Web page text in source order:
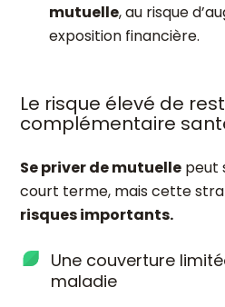
mutuelle, au risque
exposition financière.
Le risque élevé de
complémentaire
Se priver de mutuelle peut
court terme, mais cette
risques importants.
Une couverture
maladie